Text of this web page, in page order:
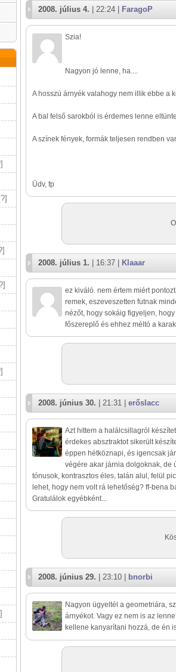
]
[?]
]
]
]
]
2008. július 4. | 22:24 | FaragoP
Szia!
Nagyon jó lenne, ha....
A hosszú árnyék valahogy nem illik ebbe a
A bal felső sarokból is érdemes lenne
A színek fények, formák teljesen rendben
Üdv, fp
2008. július 1. | 16:37 | Klaaar
ez kiváló. nem értem miért
remek, eszeveszetten futnak
nézőt, hogy sokáig figyeljen,
főszereplő és ehhez méltó a
2008. június 30. | 21:31 | erőslacc
Azt hittem a halálcsillagról
érdekes absztraktot sikerült
éppen hétköznapi, és igencsak
végére akar járnia dolgoknak, de
tónusok, kontrasztos éles, talán alul, felül
lehet, hogy nem volt rá lehetőség? ff-bena
Gratulálok egyébként...
2008. június 29. | 23:10 | bnorbi
Nagyon ügyeltél a geometriára,
árnyékot. Vagy ez nem is az
kellene kanyarítani hozzá, de én